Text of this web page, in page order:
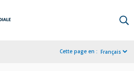
Cette page en : Français